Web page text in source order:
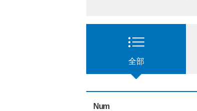
全部
Num